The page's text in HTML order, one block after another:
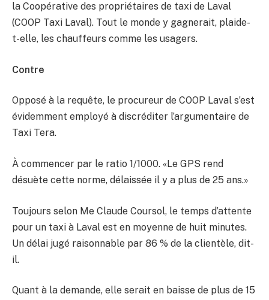
la Coopérative des propriétaires de taxi de Laval
(COOP Taxi Laval). Tout le monde y gagnerait, plaide-
t-elle, les chauffeurs comme les usagers.
Contre
Opposé à la requête, le procureur de COOP Laval s’est
évidemment employé à discréditer l’argumentaire de
Taxi Tera.
À commencer par le ratio 1/1000. «Le GPS rend
désuète cette norme, délaissée il y a plus de 25 ans.»
Toujours selon Me Claude Coursol, le temps d’attente
pour un taxi à Laval est en moyenne de huit minutes.
Un délai jugé raisonnable par 86 % de la clientèle, dit-
il.
Quant à la demande, elle serait en baisse de plus de 15